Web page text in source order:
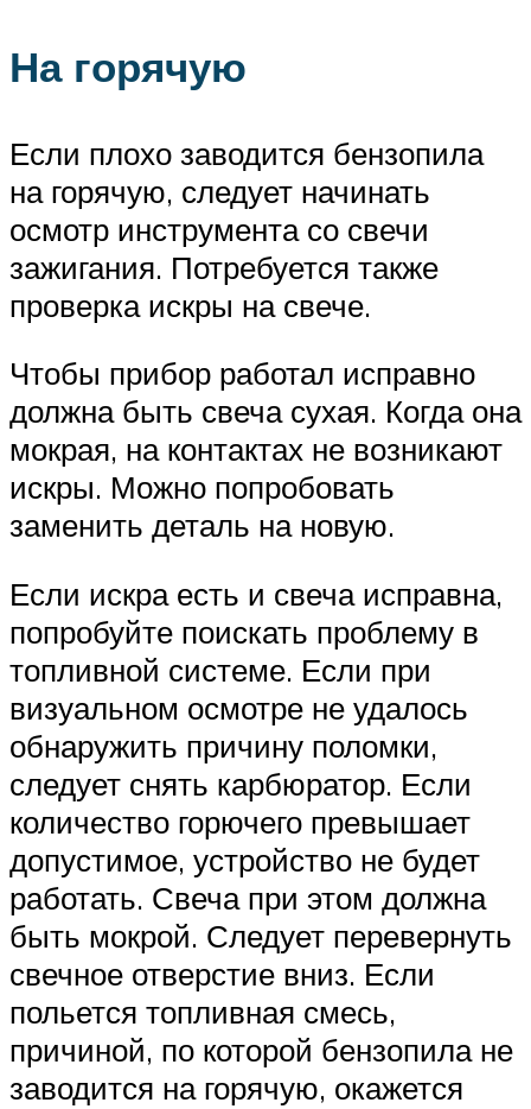
На горячую
Если плохо заводится бензопила
на горячую, следует начинать
осмотр инструмента со свечи
зажигания. Потребуется также
проверка искры на свече.
Чтобы прибор работал исправно
должна быть свеча сухая. Когда она
мокрая, на контактах не возникают
искры. Можно попробовать
заменить деталь на новую.
Если искра есть и свеча исправна,
попробуйте поискать проблему в
топливной системе. Если при
визуальном осмотре не удалось
обнаружить причину поломки,
следует снять карбюратор. Если
количество горючего превышает
допустимое, устройство не будет
работать. Свеча при этом должна
быть мокрой. Следует перевернуть
свечное отверстие вниз. Если
польется топливная смесь,
причиной, по которой бензопила не
заводится на горячую, окажется